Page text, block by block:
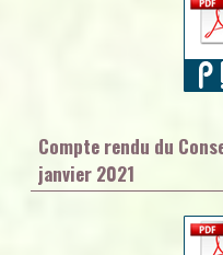
Compte rendu du
janvier 2021